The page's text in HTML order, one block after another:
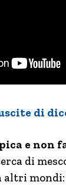
di
e non
di
mondi: